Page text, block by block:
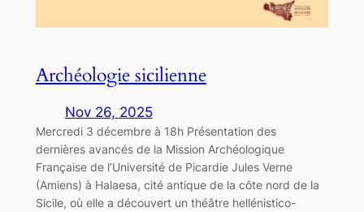
Archéologie sicilienne
Nov 26, 2025
Mercredi 3 décembre à 18h Présentation des
dernières avancés de la Mission Archéologique
Française de l’Université de Picardie Jules Verne
(Amiens) à Halaesa, cité antique de la côte nord de la
Sicile, où elle a découvert un théâtre hellénistico-